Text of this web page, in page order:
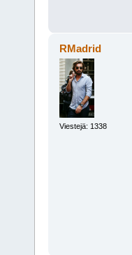
RMadrid
Viestejä: 1338